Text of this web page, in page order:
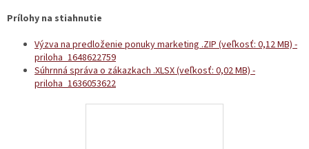
Prílohy na stiahnutie
Výzva na predloženie ponuky marketing .ZIP (veľkosť: 0,12 MB) -
priloha_1648622759
Súhrnná správa o zákazkach .XLSX (veľkosť: 0,02 MB) -
priloha_1636053622